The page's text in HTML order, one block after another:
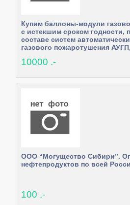
Купим баллоны-модули
с истекшим сроком годности,
составе систем
газового пожаротушения
10000 .-
ООО “Могущество Сибири”.
нефтепродуктов по всей
100 .-